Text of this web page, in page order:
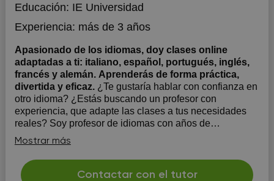
Educación: IE Universidad
Experiencia: más de 3 años
Apasionado de los idiomas, doy clases online
adaptadas a ti: italiano, español, portugués, inglés,
francés y alemán. Aprenderás de forma práctica,
divertida y eficaz. ¿Te gustaría hablar con confianza en
otro idioma? ¿Estás buscando un profesor con
experiencia, que adapte las clases a tus necesidades
reales? Soy profesor de idiomas con años de
experiencia y ofrezco clases personalizadas de: Italiano
Español Portugués Inglés Francés Alemán Modalidad:
Clases onl...
Mostrar más
Contactar con el tutor